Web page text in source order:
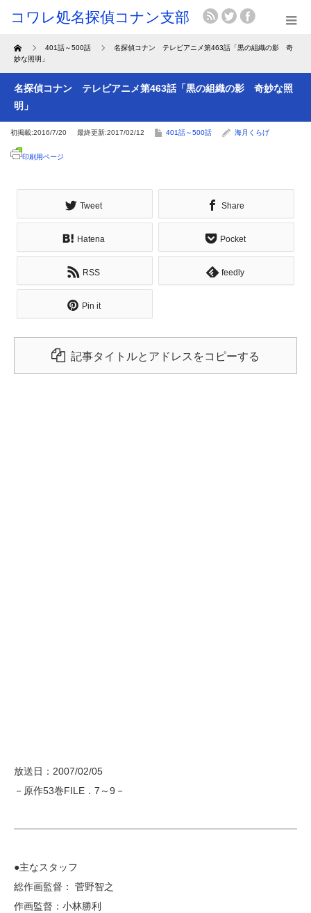
Home 401話～500話
名探偵コナン テレビアニメ第463話「黒の組織の影 奇
妙な照明」
名探偵コナン テレビアニメ第463話「黒の組織の影 奇妙な照
明」
初掲載:2016/7/20 最終更新:2017/02/12 401話～500話 海月くらげ
印刷用ページ
Tweet Share
Hatena Pocket
RSS feedly
Pin it
記事タイトルとアドレスをコピーする
放送日：2007/02/05
－原作53巻FILE．7～9－
●主なスタッフ
総作画監督： 菅野智之
作画監督：小林勝利